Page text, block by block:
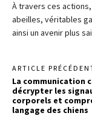
À travers ces
abeilles, véritables
ainsi un avenir plus
ARTICLE
La communication
décrypter les
corporels et
langage des chiens